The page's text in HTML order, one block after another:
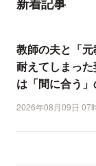
新着記事
教師の夫と「
耐えてしまっ
は「間に合う
2026年08月09日 07